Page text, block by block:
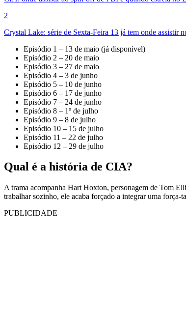
2
Crystal Lake: série de Sexta-Feira 13 já tem onde assistir
Episódio 1 – 13 de maio (já disponível)
Episódio 2 – 20 de maio
Episódio 3 – 27 de maio
Episódio 4 – 3 de junho
Episódio 5 – 10 de junho
Episódio 6 – 17 de junho
Episódio 7 – 24 de junho
Episódio 8 – 1º de julho
Episódio 9 – 8 de julho
Episódio 10 – 15 de julho
Episódio 11 – 22 de julho
Episódio 12 – 29 de julho
Qual é a história de CIA?
A trama acompanha Hart Hoxton, personagem de Tom
trabalhar sozinho, ele acaba forçado a integrar uma
PUBLICIDADE